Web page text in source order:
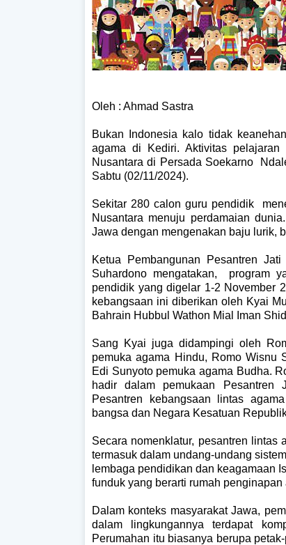
Oleh : Ahmad Sastra
Bukan Indonesia kalo tidak
agama di Kediri. Aktivitas pelajaran
Nusantara di Persada Soekarno
Sabtu (02/11/2024).
Sekitar 280 calon guru pendidik
Nusantara menuju perdamaian
Jawa dengan mengenakan baju lurik,
Ketua Pembangunan Pesantren
Suhardono mengatakan, program
pendidik yang digelar 1-2 November
kebangsaan ini diberikan oleh Kyai
Bahrain Hubbul Wathon Mial Iman
Sang Kyai juga didampingi oleh
pemuka agama Hindu, Romo Wisnu
Edi Sunyoto pemuka agama Budha.
hadir dalam pemukaan Pesantren
Pesantren kebangsaan lintas
bangsa dan Negara Kesatuan
Secara nomenklatur, pesantren
termasuk dalam undang-undang
lembaga pendidikan dan keagamaan
funduk yang berarti rumah penginapan
Dalam konteks masyarakat Jawa,
dalam lingkungannya terdapat
Perumahan itu biasanya berupa